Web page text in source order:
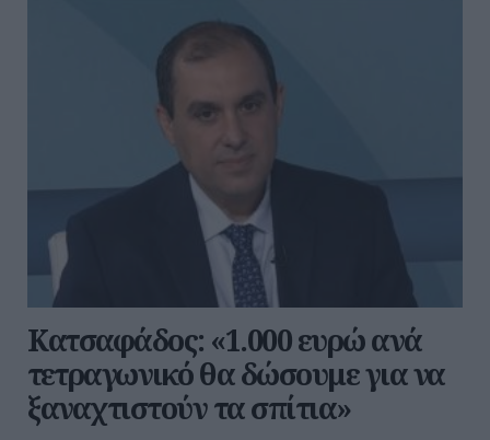
Κατσαφάδος: «1.000 ευρώ ανά
τετραγωνικό θα δώσουμε για να
ξαναχτιστούν τα σπίτια»